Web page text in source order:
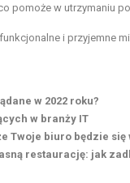
pomoże w utrzymaniu
i przyjemne
w 2022 roku?
w branży IT
Twoje biuro będzie
restaurację: jak